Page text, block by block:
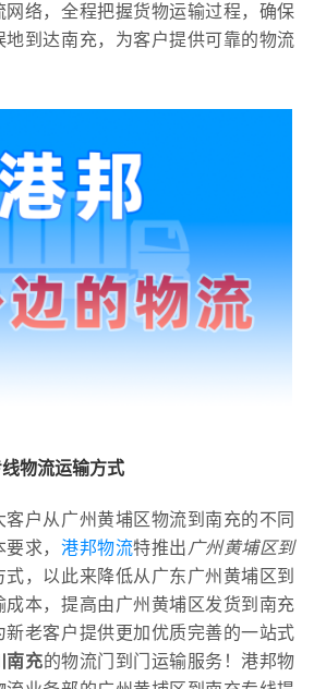
网络，全程把握货物运输过程，确保
地到达南充，为客户提供可靠的物流
物流运输方式
客户从广州黄埔区物流到南充的不同
求， 港邦物流特推出 广州黄埔区到
式，以此来降低从广东广州黄埔区到
成本，提高由广州黄埔区发货到南充
新老客户提供更加优质完善的一站式
南充的物流门到门运输服务！港邦物